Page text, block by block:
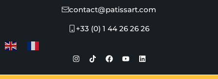
contact@patissart.com
+33 (0) 1 44 26 26 26